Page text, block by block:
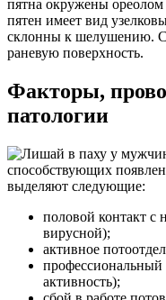
пятна окружены
пятен имеет вид
склонны к шелушению.
раневую поверхность.
Факторы,
патологии
способствующих
выделяют следующие:
половой контакт с
вирусной);
активное
профессиональный
активность);